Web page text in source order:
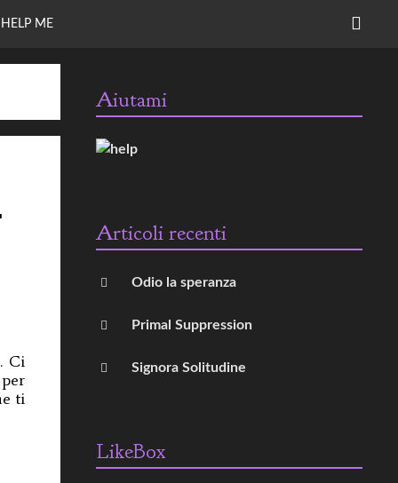
HELP ME
Ci
ti
Aiutami
Articoli recenti
Odio la speranza
Primal Suppression
Signora Solitudine
LikeBox